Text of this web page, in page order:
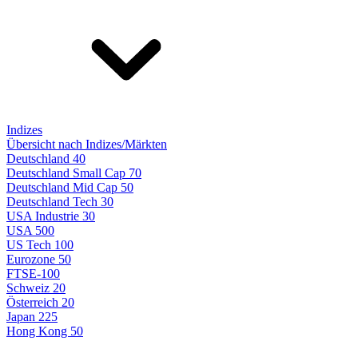
Indizes
Übersicht nach Indizes/Märkten
Deutschland 40
Deutschland Small Cap 70
Deutschland Mid Cap 50
Deutschland Tech 30
USA Industrie 30
USA 500
US Tech 100
Eurozone 50
FTSE-100
Schweiz 20
Österreich 20
Japan 225
Hong Kong 50